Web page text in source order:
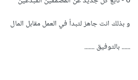
و بذلك انت جاهز لتبدأ في العمل مقابل المال
...... بالتوفيق .......